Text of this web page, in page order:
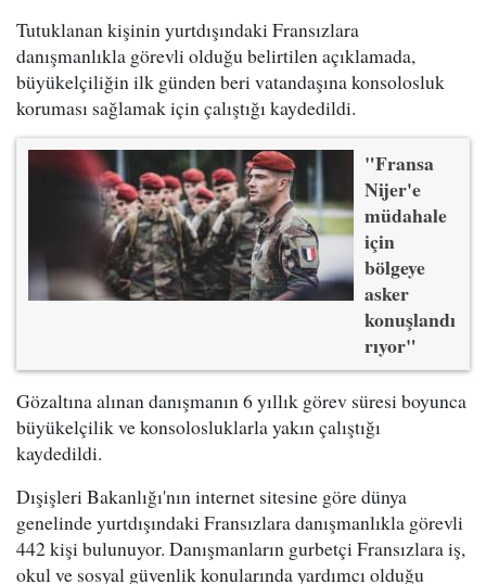
Tutuklanan kişinin yurtdışındaki Fransızlara
danışmanlıkla görevli olduğu belirtilen açıklamada,
büyükelçiliğin ilk günden beri vatandaşına konsolosluk
koruması sağlamak için çalıştığı kaydedildi.
"Fransa
Nijer'e
müdahale
için
bölgeye
asker
konuşlandı
rıyor"
Gözaltına alınan danışmanın 6 yıllık görev süresi boyunca
büyükelçilik ve konsolosluklarla yakın çalıştığı
kaydedildi.
Dışişleri Bakanlığı'nın internet sitesine göre dünya
genelinde yurtdışındaki Fransızlara danışmanlıkla görevli
442 kişi bulunuyor. Danışmanların gurbetçi Fransızlara iş,
okul ve sosyal güvenlik konularında yardımcı olduğu